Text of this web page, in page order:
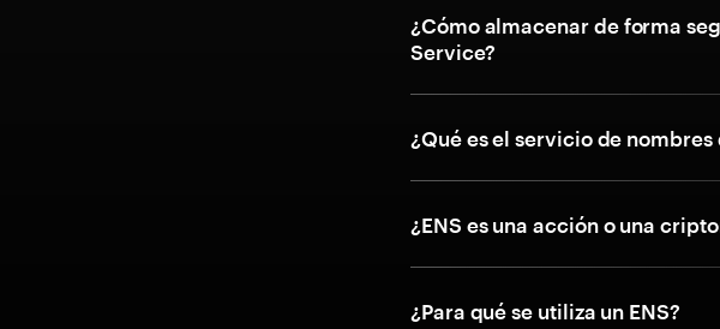
¿Cómo almacenar de forma
Service?
¿Qué es el servicio de nombres
¿ENS es una acción o una
¿Para qué se utiliza un ENS?